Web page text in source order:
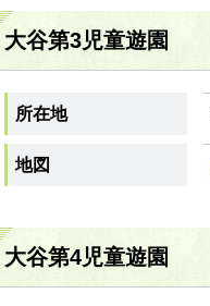
大谷第3児童遊園
所在地
地図
大谷第4児童遊園